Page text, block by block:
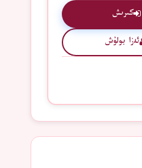
كىرىش
ئەزا بولۇش